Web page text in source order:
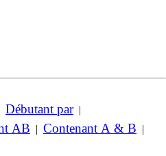
Débutant par|
AB | Contenant A & B |